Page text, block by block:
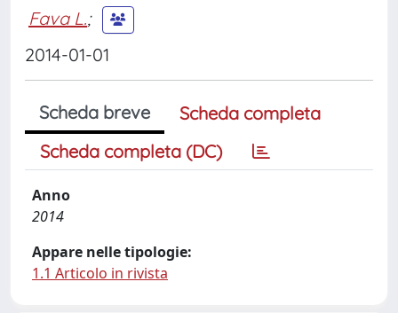
Fava L.;
2014-01-01
Scheda breve
Scheda completa
Scheda completa (DC)
Anno
2014
Appare nelle tipologie:
1.1 Articolo in rivista